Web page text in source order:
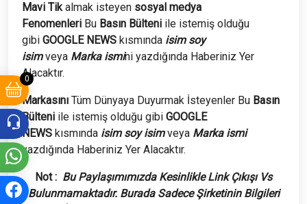
0
Mavi Tikalmak isteyen sosyal medya
Fenomenleri Bu Basın Bülteni ile istemiş olduğu
gibi GOOGLE NEWS kısmında isim soy
isimveya Marka ismini yazdığında Haberiniz Yer
Alacaktır.
Markasını Tüm Dünyaya Duyurmak İsteyenler Bu Basın
Bülteni ile istemiş olduğu gibi GOOGLE
NEWS kısmında isim soy isimveya Marka ismi
yazdığında Haberiniz Yer Alacaktır.
Not : Bu Paylaşımımızda Kesinlikle Link Çıkışı Vs
Bulunmamaktadır. Burada Sadece Şirketinin Bilgileri